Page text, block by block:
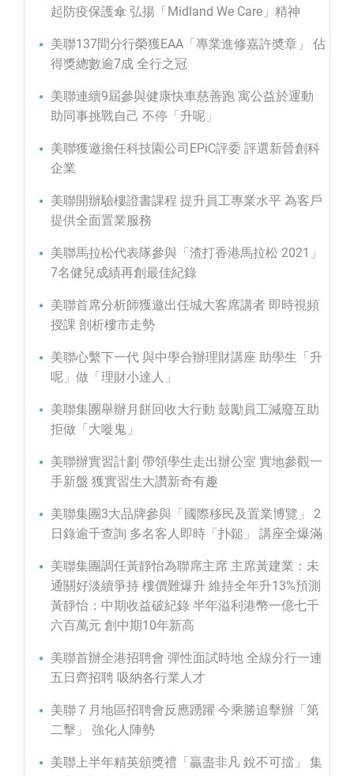
起防疫保護傘 弘揚「Midland We Care」精神
美聯137間分行榮獲EAA「專業進修嘉許奬章」 佔
得獎總數逾7成 全行之冠
美聯連續9屆參與健康快車慈善跑 寓公益於運動
助同事挑戰自己 不停「升呢」
美聯獲邀擔任科技園公司EPiC評委 評選新晉創科
企業
美聯開辦驗樓證書課程 提升員工專業水平 為客戶
提供全面置業服務
美聯馬拉松代表隊參與「渣打香港馬拉松 2021」
7名健兒成績再創最佳紀錄
美聯首席分析師獲邀出任城大客席講者 即時視頻
授課 剖析樓市走勢
美聯心繫下一代 與中學合辦理財講座 助學生「升
呢」做「理財小達人」
美聯集團舉辦月餅回收大行動 鼓勵員工減廢互助
拒做「大嘥鬼」
美聯辦實習計劃 帶領學生走出辦公室 實地參觀一
手新盤 獲實習生大讚新奇有趣
美聯集團3大品牌參與「國際移民及置業博覽」 2
日錄逾千查詢 多名客人即時「扑鎚」 講座全爆滿
美聯集團調任黃靜怡為聯席主席 主席黃建業：未
通關好淡續爭持 樓價難爆升 維持全年升13%預測
黃靜怡：中期收益破紀錄 半年溢利港幣一億七千
六百萬元 創中期10年新高
美聯首辦全港招聘會 彈性面試時地 全線分行一連
五日齊招聘 吸納各行業人才
美聯７月地區招聘會反應踴躍 今乘勝追擊辦「第
二擊」 強化人陣勢
美聯上半年精英頒獎禮「贏盡非凡 銳不可擋」 集